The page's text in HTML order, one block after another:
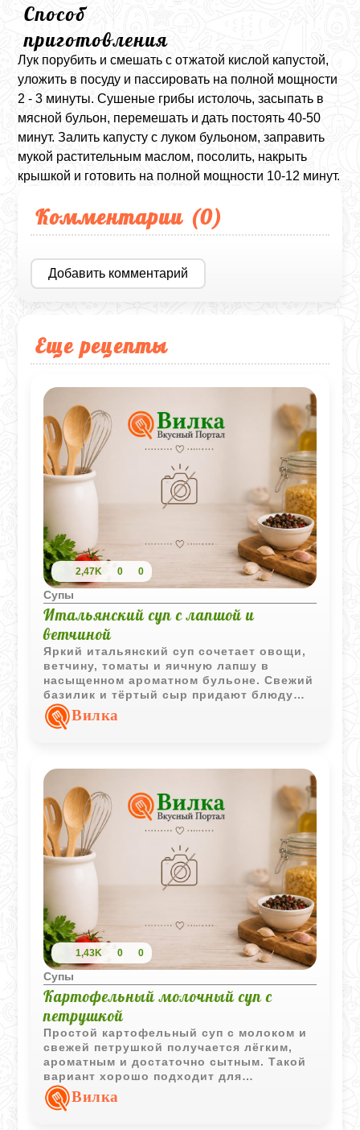
Способ
приготовления
Лук порубить и смешать с отжатой кислой капустой,
уложить в посуду и пассировать на полной мощности
2 - 3 минуты. Сушеные грибы истолочь, засыпать в
мясной бульон, перемешать и дать постоять 40-50
минут. Залить капусту с луком бульоном, заправить
мукой растительным маслом, посолить, накрыть
крышкой и готовить на полной мощности 10-12 минут.
Комментарии (0)
Добавить комментарий
Еще рецепты
2,47K 0 0
Супы
Итальянский суп с лапшой и
ветчиной
Яркий итальянский суп сочетает овощи,
ветчину, томаты и яичную лапшу в
насыщенном ароматном бульоне. Свежий
базилик и тёртый сыр придают блюду
характерный средиземноморский вкус.
Вилка
1,43K 0 0
Супы
Картофельный молочный суп с
петрушкой
Простой картофельный суп с молоком и
свежей петрушкой получается лёгким,
ароматным и достаточно сытным. Такой
вариант хорошо подходит для
домашнего обеда и не требует сложных
ингредиентов.
Вилка